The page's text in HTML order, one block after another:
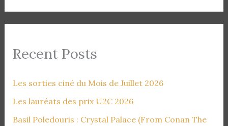
Recent Posts
Les sorties ciné du Mois de Juillet 2026
Les lauréats des prix U2C 2026
Basil Poledouris : Crystal Palace (From Conan The